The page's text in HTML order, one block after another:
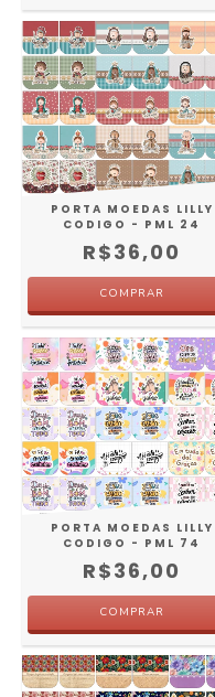
PORTA MOEDAS LILLY
CODIGO - PML 24
R$36,00
PORTA MOEDAS LILLY
CODIGO - PML 74
R$36,00